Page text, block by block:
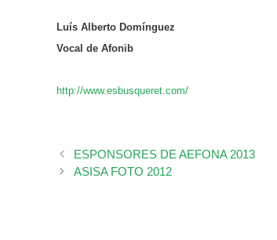
Luís Alberto Domínguez
Vocal de Afonib
http://www.esbusqueret.com/
ESPONSORES DE AEFONA 2013
ASISA FOTO 2012